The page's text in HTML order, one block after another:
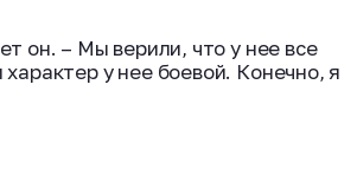
он. – Мы верили, что у нее все
у нее боевой. Конечно, я